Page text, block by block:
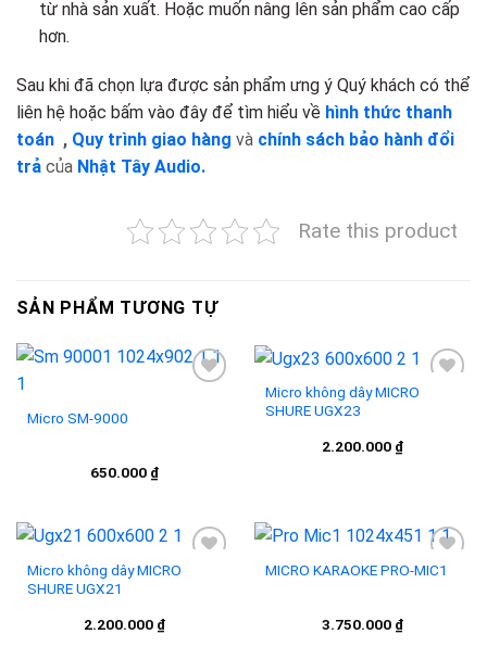
từ nhà sản xuất. Hoặc muốn nâng lên sản phẩm cao cấp
hơn.
Sau khi đã chọn lựa được sản phẩm ưng ý Quý khách có thể
liên hệ hoặc bấm vào đây để tìm hiểu về hình thức thanh
toán , Quy trình giao hàng và chính sách bảo hành đổi
trả của Nhật Tây Audio.
Rate this product
SẢN PHẨM TƯƠNG TỰ
Micro SM-9000
650.000 ₫
Micro không dây MICRO
SHURE UGX23
2.200.000 ₫
Micro không dây MICRO
SHURE UGX21
2.200.000 ₫
MICRO KARAOKE PRO-MIC1
3.750.000 ₫